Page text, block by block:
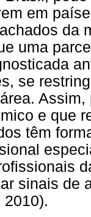
em
da
uma
se
e que
têm
sinais de
2010).